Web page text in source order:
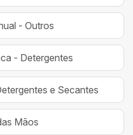
- Outros
- Detergentes
e Secantes
Mãos